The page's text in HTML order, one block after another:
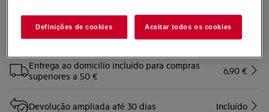
Compre diretamente à AEG e obtenha*
Entrega ao domicilío incluído para compras
superiores a 50 €
6,90 €
Devolução ampliada até 30 dias Incluído
Definições de cookies Aceitar todos os cookies